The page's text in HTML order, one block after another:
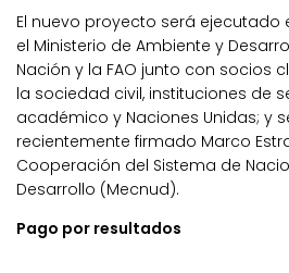
El nuevo proyecto será
el Ministerio de Ambiente y
Nación y la FAO junto con socios
la sociedad civil, instituciones de
académico y Naciones Unidas; y
recientemente firmado Marco
Cooperación del Sistema de
Desarrollo (Mecnud).
Pago por resultados